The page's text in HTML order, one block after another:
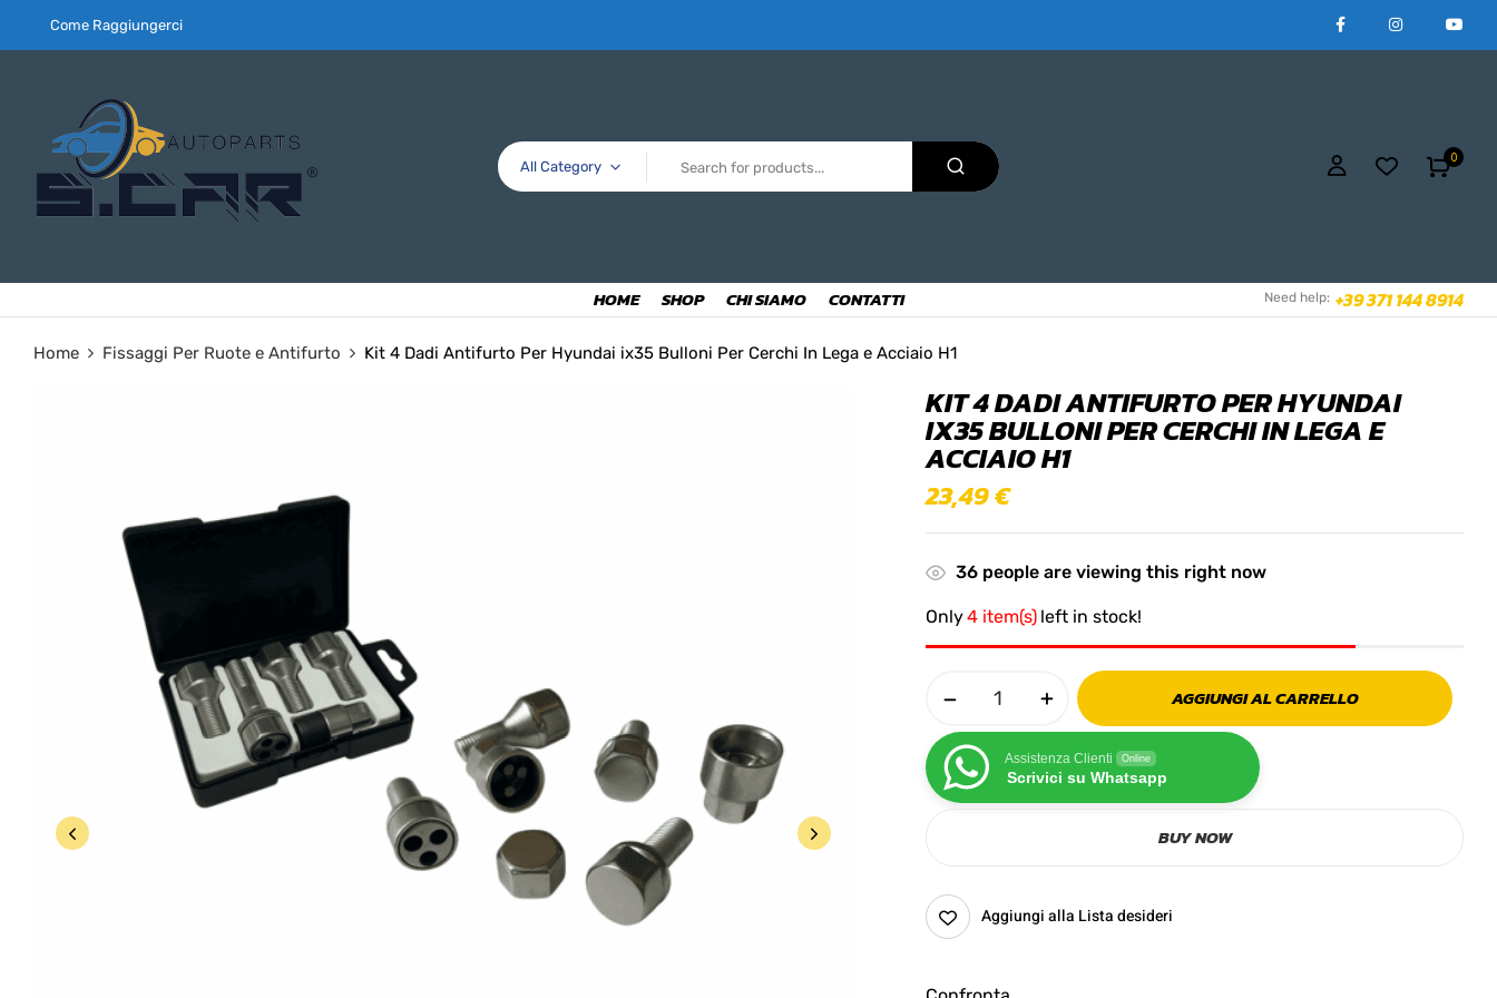
Come Raggiungerci
All Category
0
HOME SHOP CHI SIAMO CONTATTI Need help: +39 371 144 8914
Home Fissaggi Per Ruote e Antifurto Kit 4 Dadi Antifurto Per Hyundai ix35 Bulloni Per Cerchi In Lega e Acciaio H1
KIT 4 DADI ANTIFURTO PER HYUNDAI
IX35 BULLONI PER CERCHI IN LEGA E
ACCIAIO H1
23,49€
36 people are viewing this right now
Only4 item(s) left in stock!
AGGIUNGI AL CARRELLO
Assistenza Clienti Online
Scrivici su Whatsapp
BUY NOW
Aggiungi alla Lista desideri